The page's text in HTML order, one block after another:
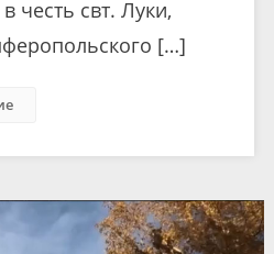
честь свт. Луки,
[…]